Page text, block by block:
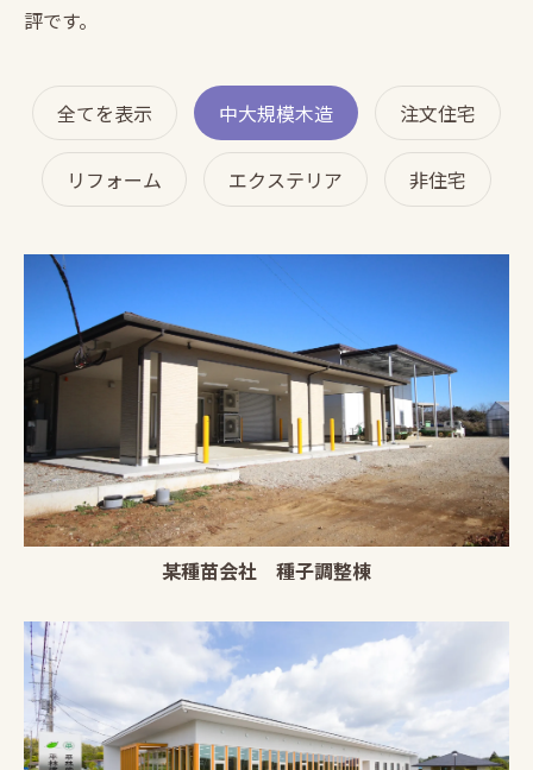
評です。
全てを表示 中大規模木造 注文住宅
リフォーム エクステリア 非住宅
某種苗会社 種子調整棟